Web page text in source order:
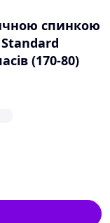
спинкою
(170-80)